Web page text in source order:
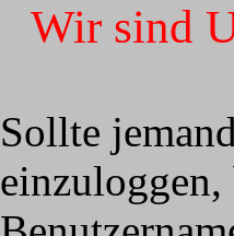
Wir sind
Sollte